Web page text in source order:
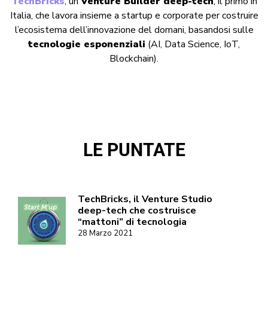
Italia, che lavora insieme a startup e corporate per costruire
l’ecosistema dell’innovazione del domani, basandosi sulle
tecnologie esponenziali (AI, Data Science, IoT,
Blockchain).
LE PUNTATE
TechBricks, il Venture Studio
deep-tech che costruisce
“mattoni” di tecnologia
28 Marzo 2021